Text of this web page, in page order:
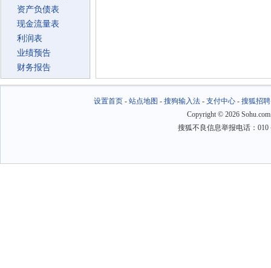
资产负债表
现金流量表
利润表
业绩预告
财务报告
设置首页- 站点地图 - 搜狗输入法- 支付中心- 搜狐招聘
Copyright © 2026
搜狐不良信息举报电话：010